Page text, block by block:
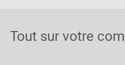
Tout sur votre